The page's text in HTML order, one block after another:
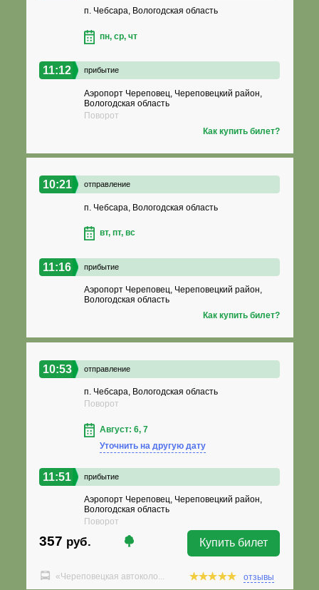
п. Чебсара, Вологодская область
пн, ср, чт
11:12 прибытие
Аэропорт Череповец, Череповецкий район,
Вологодская область
Поворот
Как купить билет?
10:21 отправление
п. Чебсара, Вологодская область
вт, пт, вс
11:16 прибытие
Аэропорт Череповец, Череповецкий район,
Вологодская область
Как купить билет?
10:53 отправление
п. Чебсара, Вологодская область
Поворот
Август: 6, 7
Уточнить на другую дату
11:51 прибытие
Аэропорт Череповец, Череповецкий район,
Вологодская область
Поворот
357 руб. Купить билет
«Череповецкая автоколо... отзывы